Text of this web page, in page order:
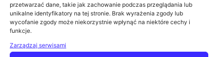
przetwarzać dane, takie jak zachowanie podczas przeglądania lub
unikalne identyfikatory na tej stronie. Brak wyrażenia zgody lub
wycofanie zgody może niekorzystnie wpłynąć na niektóre cechy i
funkcje.
Zarządzaj serwisami
Cezary Rusakiewicz
Expert Team Digital Platforms w ING